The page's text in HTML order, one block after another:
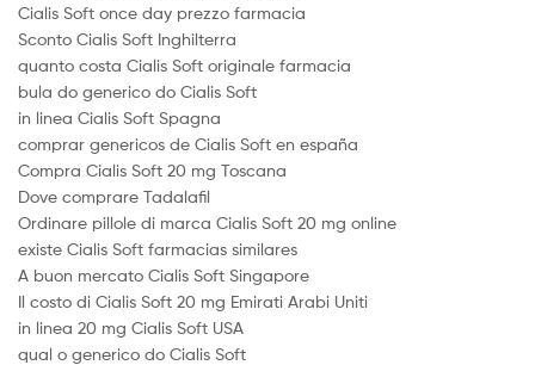
Cialis Soft once day prezzo farmacia
Sconto Cialis Soft Inghilterra
quanto costa Cialis Soft originale farmacia
bula do generico do Cialis Soft
in linea Cialis Soft Spagna
comprar genericos de Cialis Soft en españa
Compra Cialis Soft 20 mg Toscana
Dove comprare Tadalafil
Ordinare pillole di marca Cialis Soft 20 mg online
existe Cialis Soft farmacias similares
A buon mercato Cialis Soft Singapore
Il costo di Cialis Soft 20 mg Emirati Arabi Uniti
in linea 20 mg Cialis Soft USA
qual o generico do Cialis Soft